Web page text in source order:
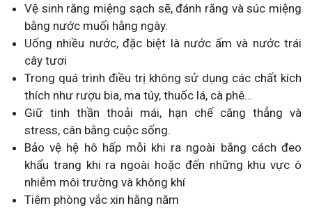
Vệ sinh răng miệng sạch sẽ, đánh răng và súc miệng
bằng nước muối hằng ngày.
Uống nhiều nước, đặc biệt là nước ấm và nước trái
cây tươi
Trong quá trình điều trị không sử dụng các chất kích
thích như rượu bia, ma túy, thuốc lá, cà phê…
Giữ tinh thần thoải mái, hạn chế căng thẳng và
stress, cân bằng cuộc sống.
Bảo vệ hệ hô hấp mỗi khi ra ngoài bằng cách đeo
khẩu trang khi ra ngoài hoặc đến những khu vực ô
nhiễm môi trường và không khí
Tiêm phòng vắc xin hằng năm